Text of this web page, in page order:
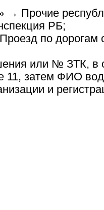
→ Прочие
РБ;
по дорогам
или № ЗТК, в
11, затем ФИО
и